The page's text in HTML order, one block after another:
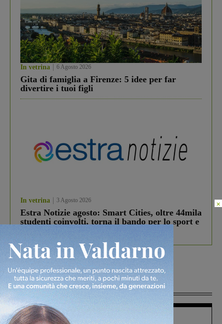
In vetrina 6 Agosto 2026
Gita di famiglia a Firenze: 5 idee per far
divertire i tuoi figli
In vetrina 3 Agosto 2026
Estra Notizie agosto: Smart Cities, oltre 44mila
studenti coinvolti, torna il bando per lo sport e
debutta il podcast Estrair
Più lette
Figline Incisa Valdarno 1 Agosto 2026
×